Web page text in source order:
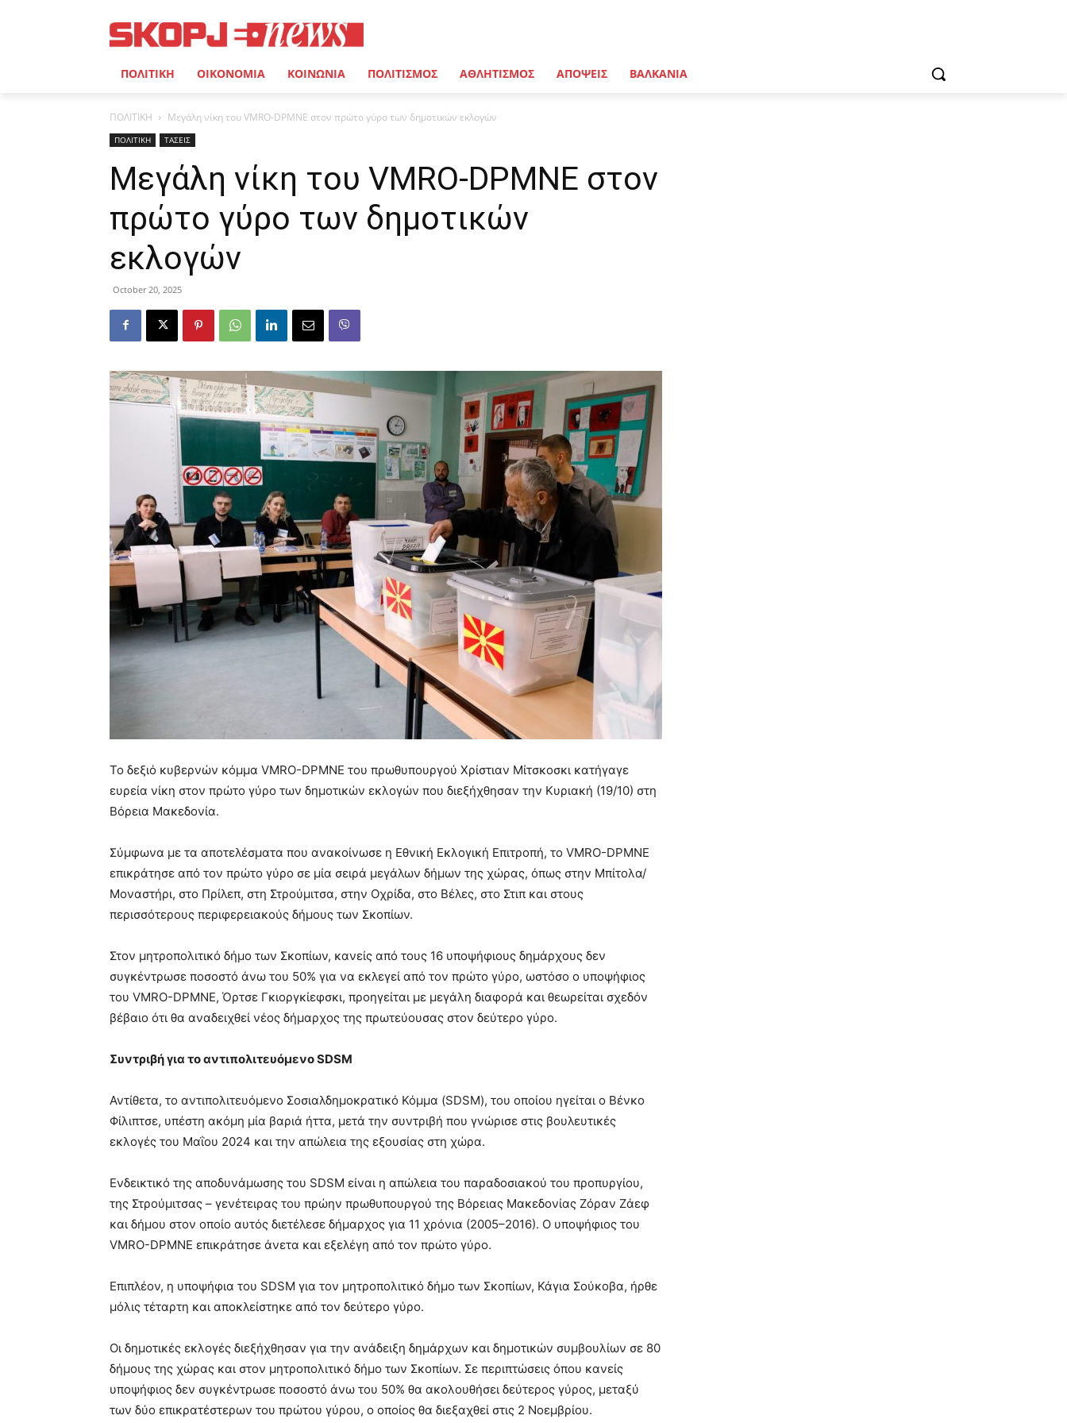
ΠΟΛΙΤΙΚΗ ΟΙΚΟΝΟΜΙΑ ΚΟΙΝΩΝΙΑ ΠΟΛΙΤΙΣΜΟΣ ΑΘΛΗΤΙΣΜΟΣ ΑΠΟΨΕΙΣ ΒΑΛΚΑΝΙΑ
ΠΟΛΙΤΙΚΗ Μεγάλη νίκη του VMRO-DPMNE στον πρώτο γύρο των δημοτικών εκλογών
ΠΟΛΙΤΙΚΗ ΤΑΣΕΙΣ
Μεγάλη νίκη του VMRO-DPMNE στον
πρώτο γύρο των δημοτικών
εκλογών
October 20, 2025
Το δεξιό κυβερνών κόμμα VMRO-DPMNE του πρωθυπουργού Χρίστιαν Μίτσκοσκι κατήγαγε
ευρεία νίκη στον πρώτο γύρο των δημοτικών εκλογών που διεξήχθησαν την Κυριακή (19/10) στη
Βόρεια Μακεδονία.
Σύμφωνα με τα αποτελέσματα που ανακοίνωσε η Εθνική Εκλογική Επιτροπή, το VMRO-DPMNE
επικράτησε από τον πρώτο γύρο σε μία σειρά μεγάλων δήμων της χώρας, όπως στην Μπίτολα/
Μοναστήρι, στο Πρίλεπ, στη Στρούμιτσα, στην Οχρίδα, στο Βέλες, στο Στιπ και στους
περισσότερους περιφερειακούς δήμους των Σκοπίων.
Στον μητροπολιτικό δήμο των Σκοπίων, κανείς από τους 16 υποψήφιους δημάρχους δεν
συγκέντρωσε ποσοστό άνω του 50% για να εκλεγεί από τον πρώτο γύρο, ωστόσο ο υποψήφιος
του VMRO-DPMNE, Όρτσε Γκιοργκίεφσκι, προηγείται με μεγάλη διαφορά και θεωρείται σχεδόν
βέβαιο ότι θα αναδειχθεί νέος δήμαρχος της πρωτεύουσας στον δεύτερο γύρο.
Συντριβή για το αντιπολιτευόμενο SDSM
Αντίθετα, το αντιπολιτευόμενο Σοσιαλδημοκρατικό Κόμμα (SDSM), του οποίου ηγείται ο Βένκο
Φίλιπτσε, υπέστη ακόμη μία βαριά ήττα, μετά την συντριβή που γνώρισε στις βουλευτικές
εκλογές του Μαΐου 2024 και την απώλεια της εξουσίας στη χώρα.
Ενδεικτικό της αποδυνάμωσης του SDSM είναι η απώλεια του παραδοσιακού του προπυργίου,
της Στρούμιτσας – γενέτειρας του πρώην πρωθυπουργού της Βόρειας Μακεδονίας Ζόραν Ζάεφ
και δήμου στον οποίο αυτός διετέλεσε δήμαρχος για 11 χρόνια (2005–2016). Ο υποψήφιος του
VMRO-DPMNE επικράτησε άνετα και εξελέγη από τον πρώτο γύρο.
Επιπλέον, η υποψήφια του SDSM για τον μητροπολιτικό δήμο των Σκοπίων, Κάγια Σούκοβα, ήρθε
μόλις τέταρτη και αποκλείστηκε από τον δεύτερο γύρο.
Οι δημοτικές εκλογές διεξήχθησαν για την ανάδειξη δημάρχων και δημοτικών συμβουλίων σε 80
δήμους της χώρας και στον μητροπολιτικό δήμο των Σκοπίων. Σε περιπτώσεις όπου κανείς
υποψήφιος δεν συγκέντρωσε ποσοστό άνω του 50% θα ακολουθήσει δεύτερος γύρος, μεταξύ
των δύο επικρατέστερων του πρώτου γύρου, ο οποίος θα διεξαχθεί στις 2 Νοεμβρίου.